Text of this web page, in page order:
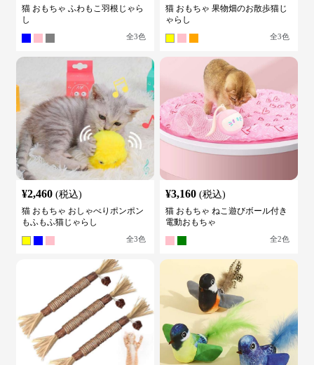
猫 おもちゃ ふわもこ羽根じゃら
し
全3色
猫 おもちゃ 果物畑のお散歩猫じ
ゃらし
全3色
¥2,460 (税込)
猫 おもちゃ おしゃべりポンポン
もふもふ猫じゃらし
全3色
¥3,160 (税込)
猫 おもちゃ ねこ遊びボール付き
電動おもちゃ
全2色